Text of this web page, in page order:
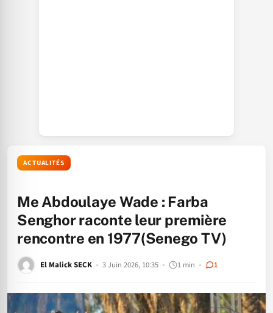
ACTUALITÉS
Me Abdoulaye Wade : Farba
Senghor raconte leur première
rencontre en 1977(Senego TV)
El Malick SECK 3 Juin 2026, 10:35 1 min 1